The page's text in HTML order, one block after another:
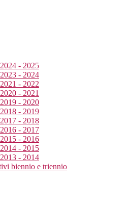
- 2025
- 2024
- 2022
- 2021
- 2020
- 2019
- 2018
- 2017
- 2016
- 2015
- 2014
biennio e triennio